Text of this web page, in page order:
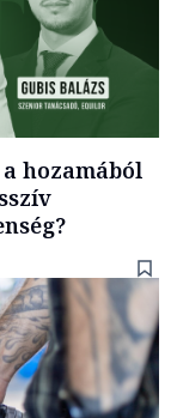
hozamából